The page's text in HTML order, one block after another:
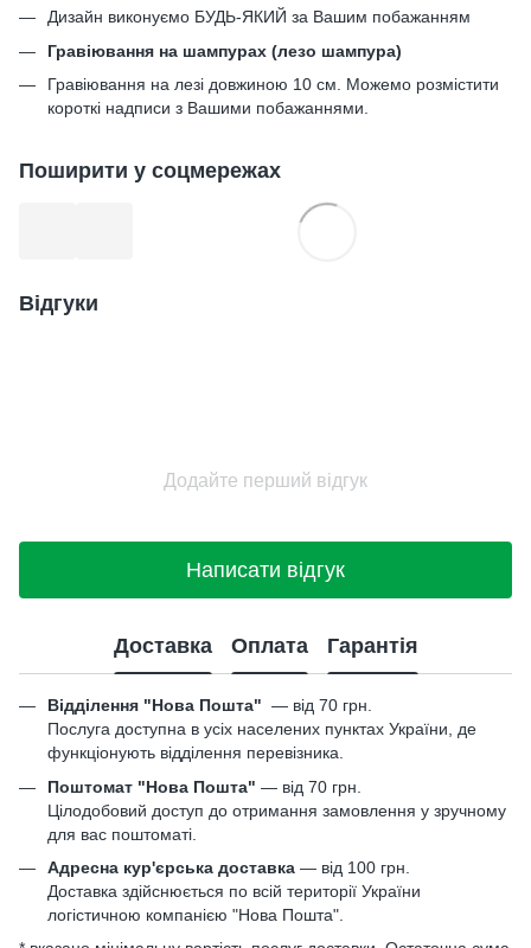
Дизайн виконуємо БУДЬ-ЯКИЙ за Вашим побажанням
Гравіювання на шампурах (лезо шампура)
Гравіювання на лезі довжиною 10 см. Можемо розмістити
короткі надписи з Вашими побажаннями.
Поширити у соцмережах
Відгуки
Додайте перший відгук
Написати відгук
Доставка Оплата Гарантія
Відділення "Нова Пошта" — від 70 грн.
Послуга доступна в усіх населених пунктах України, де
функціонують відділення перевізника.
Поштомат "Нова Пошта" — від 70 грн.
Цілодобовий доступ до отримання замовлення у зручному
для вас поштоматі.
Адресна кур'єрська доставка — від 100 грн.
Доставка здійснюється по всій території України
логістичною компанією "Нова Пошта".